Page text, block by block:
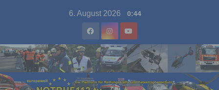
6. August 2026 0:44